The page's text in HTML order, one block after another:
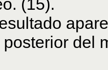
posterior del